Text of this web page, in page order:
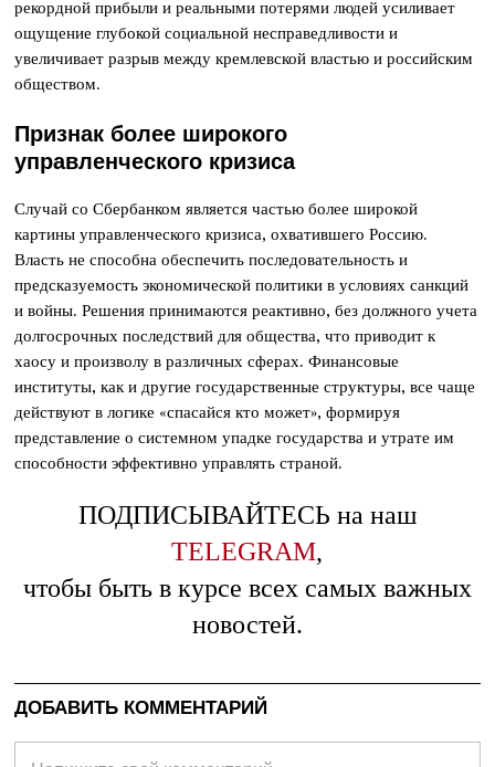
рекордной прибыли и реальными потерями людей усиливает
ощущение глубокой социальной несправедливости и
увеличивает разрыв между кремлевской властью и российским
обществом.
Признак более широкого
управленческого кризиса
Случай со Сбербанком является частью более широкой
картины управленческого кризиса, охватившего Россию.
Власть не способна обеспечить последовательность и
предсказуемость экономической политики в условиях санкций
и войны. Решения принимаются реактивно, без должного учета
долгосрочных последствий для общества, что приводит к
хаосу и произволу в различных сферах. Финансовые
институты, как и другие государственные структуры, все чаще
действуют в логике «спасайся кто может», формируя
представление о системном упадке государства и утрате им
способности эффективно управлять страной.
ПОДПИСЫВАЙТЕСЬ на наш
TELEGRAM,
чтобы быть в курсе всех самых важных
новостей.
ДОБАВИТЬ КОММЕНТАРИЙ